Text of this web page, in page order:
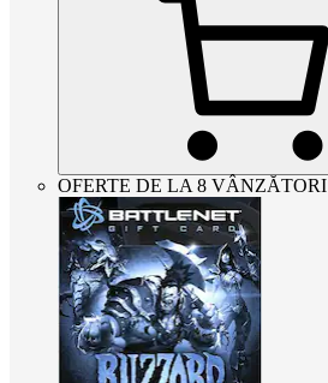
OFERTE DE LA 8 VÂNZĂTORI